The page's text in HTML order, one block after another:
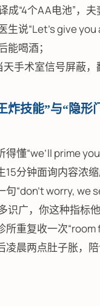
成“4个AA电池”，夫
生说“Let’s give
能喝酒；
手术室信号屏蔽，
炸技能”与“隐形
得懂“we’ll prime
15分钟面询内容浓
句“don’t worry, we
识广，你这种指标他
所重复收一次“room
凌晨两点肚子胀，